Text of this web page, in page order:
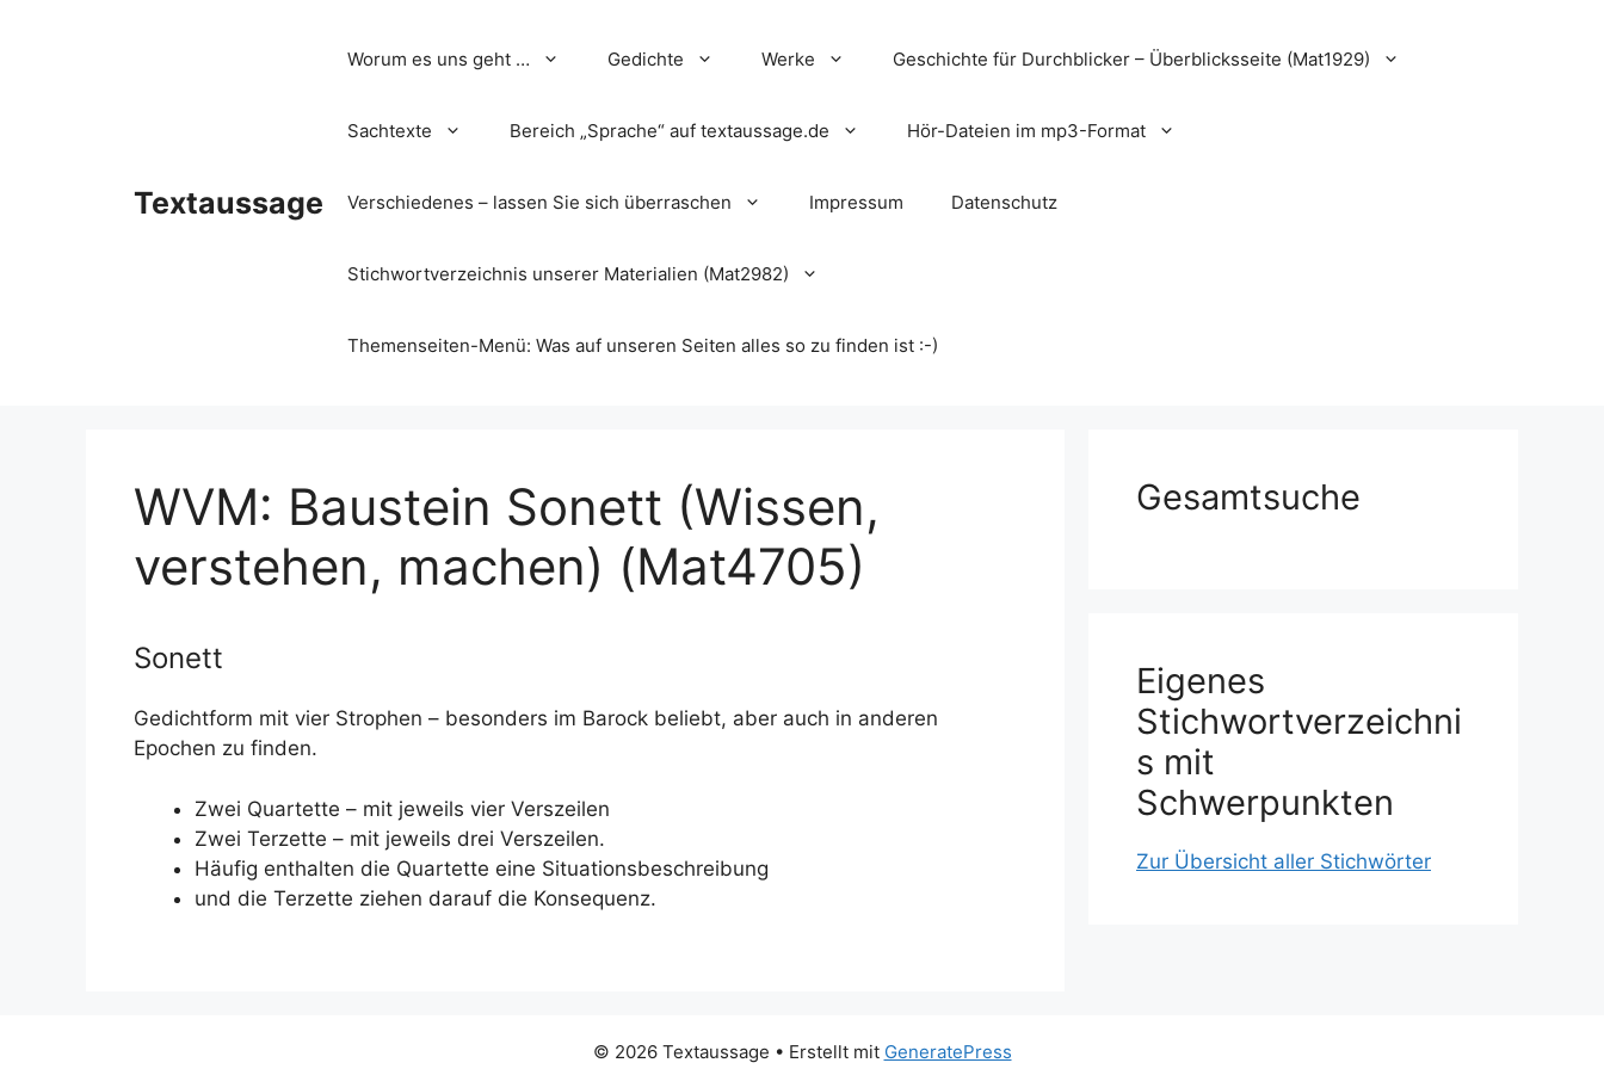
Textaussage
Worum es uns geht … Gedichte Werke Geschichte für Durchblicker – Überblicksseite (Mat1929)
Sachtexte Bereich „Sprache“ auf textaussage.de Hör-Dateien im mp3-Format
Verschiedenes – lassen Sie sich überraschen Impressum Datenschutz
Stichwortverzeichnis unserer Materialien (Mat2982)
Themenseiten-Menü: Was auf unseren Seiten alles so zu finden ist :-)
WVM: Baustein Sonett (Wissen,
verstehen, machen) (Mat4705)
Sonett
Gedichtform mit vier Strophen – besonders im Barock beliebt, aber auch in anderen
Epochen zu finden.
Zwei Quartette – mit jeweils vier Verszeilen
Zwei Terzette – mit jeweils drei Verszeilen.
Häufig enthalten die Quartette eine Situationsbeschreibung
und die Terzette ziehen darauf die Konsequenz.
Gesamtsuche
Eigenes
Stichwortverzeichni
s mit
Schwerpunkten
Zur Übersicht aller Stichwörter
© 2026 Textaussage • Erstellt mit GeneratePress